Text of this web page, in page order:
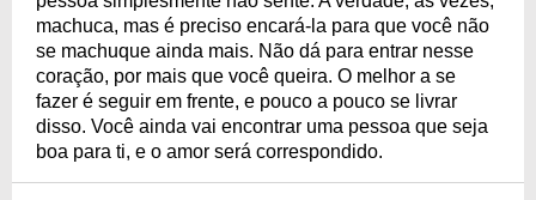
machuca, mas é preciso encará-la para que você não
se machuque ainda mais. Não dá para entrar nesse
coração, por mais que você queira. O melhor a se
fazer é seguir em frente, e pouco a pouco se livrar
disso. Você ainda vai encontrar uma pessoa que seja
boa para ti, e o amor será correspondido.